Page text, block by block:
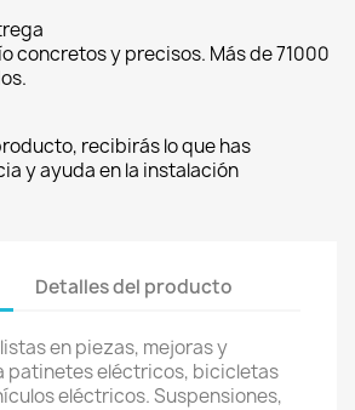
concretos y precisos. Más de 71000
recibirás lo que has
y ayuda en la instalación
Detalles del producto
en piezas, mejoras y
patinetes eléctricos, bicicletas
eléctricos. Suspensiones,